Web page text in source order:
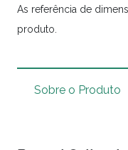
As referência de
produto.
Sobre o Produto